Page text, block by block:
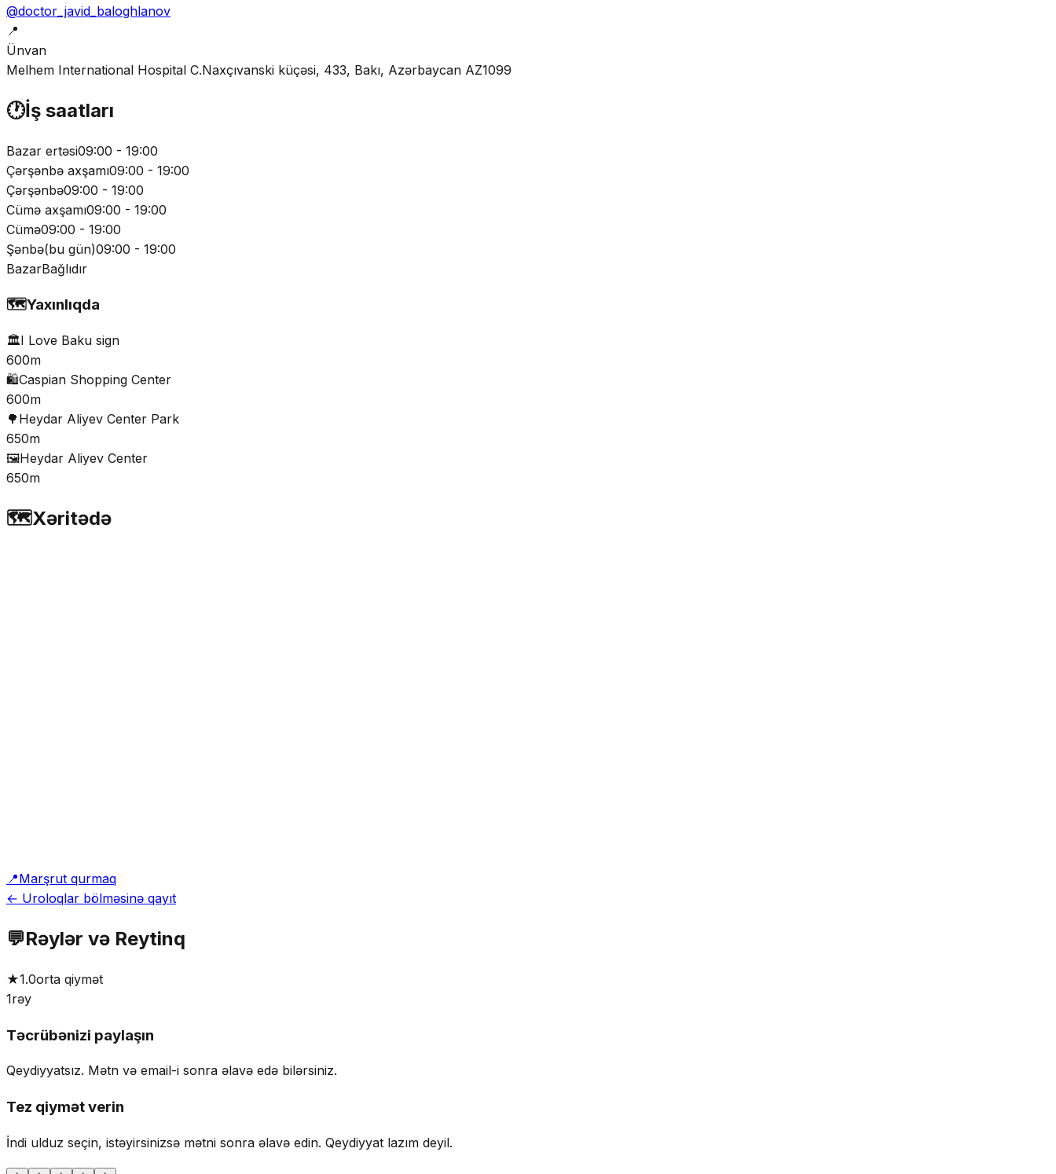
@doctor_javid_baloghlanov
📍
Ünvan
Melhem International Hospital C.Naxçıvanski küçəsi, 433, Bakı, Azərbaycan AZ1099
🕐İş saatları
Bazar ertəsi09:00 - 19:00
Çərşənbə axşamı09:00 - 19:00
Çərşənbə09:00 - 19:00
Cümə axşamı09:00 - 19:00
Cümə09:00 - 19:00
Şənbə(bu gün)09:00 - 19:00
BazarBağlıdır
🗺️Yaxınlıqda
🏛️I Love Baku sign
600m
🛍️Caspian Shopping Center
600m
🌳 Heydar Aliyev Center Park
650m
🖼️Heydar Aliyev Center
650m
🗺️Xəritədə
📍Marşrut qurmaq
← Uroloqlar bölməsinə qayıt
💬Rəylər və Reytinq
★1.0orta qiymət
1rəy
Təcrübənizi paylaşın
Qeydiyyatsız. Mətn və email-i sonra əlavə edə bilərsiniz.
Tez qiymət verin
İndi ulduz seçin, istəyirsinizsə mətni sonra əlavə edin. Qeydiyyat lazım deyil.